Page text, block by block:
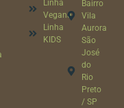
Linha
Vegana
Linha
KIDS
Bairro
Vila
Aurora
São
José
do
Rio
Preto
/ SP